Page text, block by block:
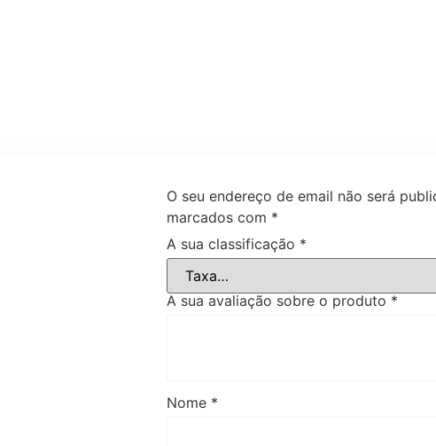
O seu endereço de email não será
marcados com *
A sua classificação *
A sua avaliação sobre o produto *
Nome *